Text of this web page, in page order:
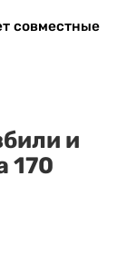
совместные
и
170